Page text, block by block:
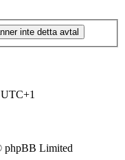
phpBB Limited